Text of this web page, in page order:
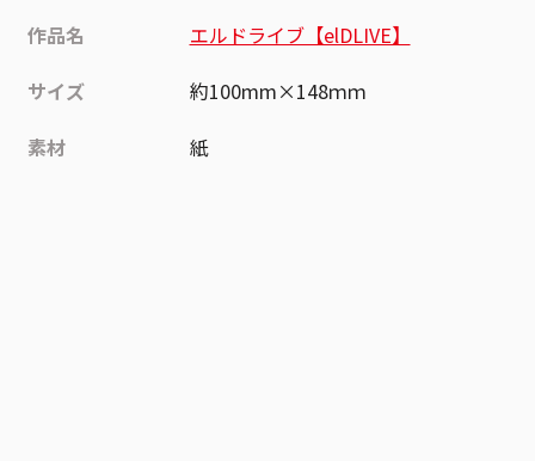
作品名
エルドライブ【elDLIVE】
サイズ
約100mm×148ｍｍ
素材
紙